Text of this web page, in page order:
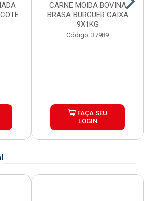
CARNE MOIDA BOVINA
BRASA BURGUER CAIXA
9X1KG
Código: 37989
FAÇA SEU
LOGIN